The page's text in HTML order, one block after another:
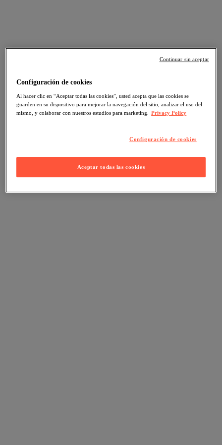
Configuración de cookies
Al hacer clic en “Aceptar todas las cookies”, usted acepta que las cookies se
guarden en su dispositivo para mejorar la navegación del sitio, analizar el uso del
mismo, y colaborar con nuestros estudios para marketing. Privacy Policy
Configuración de cookies
Aceptar todas las cookies
Continuar sin aceptar